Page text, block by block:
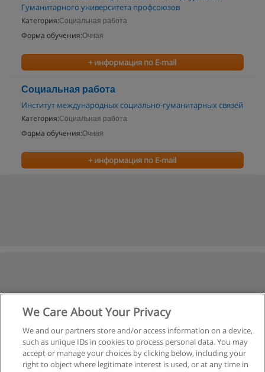
Гуманитарного университета профсоюзов
Категория:Социальная работа
Форма обучения:Очная
+ информация по E-mail
Социальная работа
Институт международных социально-гуманитарных связей
Категория:Социальная работа
Форма обучения:Очная
+ информация по E-mail
We Care About Your Privacy
We and our partners store and/or access information on a device,
such as unique IDs in cookies to process personal data. You may
accept or manage your choices by clicking below, including your
right to object where legitimate interest is used, or at any time in